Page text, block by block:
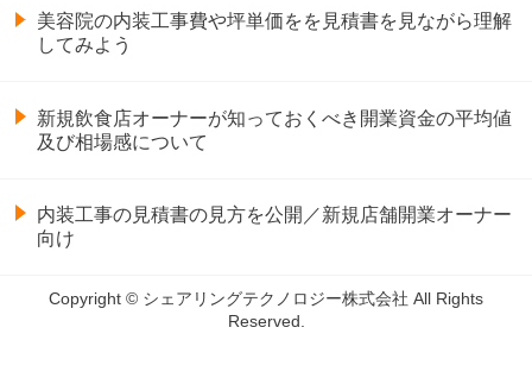
美容院の内装工事費や坪単価をを見積書を見ながら理解
してみよう
新規飲食店オーナーが知っておくべき開業資金の平均値
及び相場感について
内装工事の見積書の見方を公開／新規店舗開業オーナー
向け
Copyright © シェアリングテクノロジー株式会社 All Rights
Reserved.